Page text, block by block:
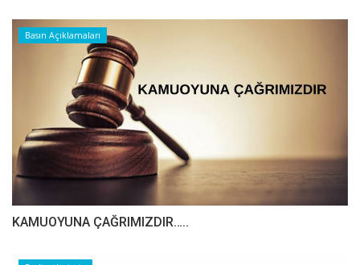
Basın Açıklamaları
​​​​​​​KAMUOYUNA ÇAĞRIMIZDIR…..